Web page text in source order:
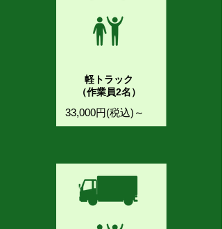
軽トラック
（作業員2名）
33,000円(税込)～